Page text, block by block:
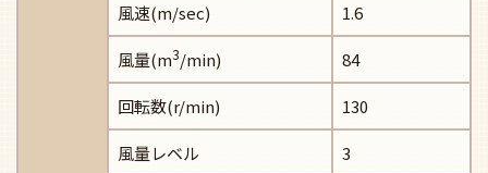
風速(m/sec) 1.6
風量(m3/min) 84
回転数(r/min) 130
風量レベル 3